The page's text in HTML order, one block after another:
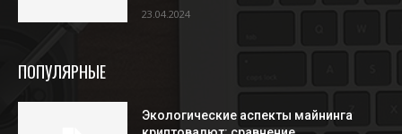
23.04.2024
ПОПУЛЯРНЫЕ
Экологические аспекты майнинга